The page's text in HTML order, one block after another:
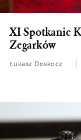
XI Spotkanie
Zegarków
Łukasz Doskocz